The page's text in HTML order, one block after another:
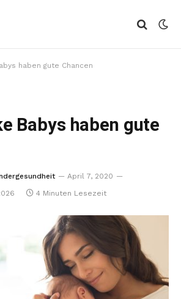
haben gute Chancen
Babys haben gute
April 7, 2020
4 Minuten Lesezeit